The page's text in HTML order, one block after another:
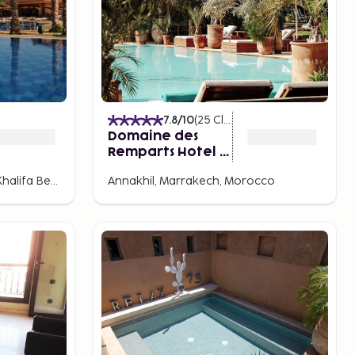
Ouahat Sidi Brahim, Douar Khalifa Ben Mbarek, Marrakech, Morocco
7.8/10(25 Classificações
Domaine des
Remparts Hotel &
Annakhil, Marrakech, Morocco